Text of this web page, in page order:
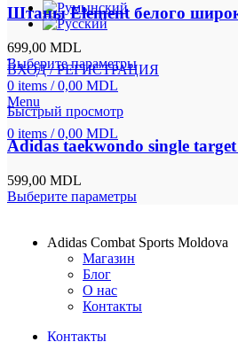
ВХОД / РЕГИСТРАЦИЯ
0 items / 0,00 MDL
Menu
0 items / 0,00 MDL
Штаны Element белого
699,00 MDL
Выберите параметры
Быстрый просмотр
Adidas taekwondo single
599,00 MDL
Выберите параметры
Adidas Combat Sports Moldova
Магазин
Блог
О нас
Контакты
Контакты